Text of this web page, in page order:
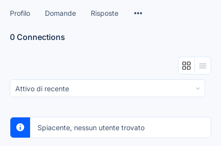
Profilo Domande Risposte
0 Connections
Mostra:
Spiacente, nessun utente trovato